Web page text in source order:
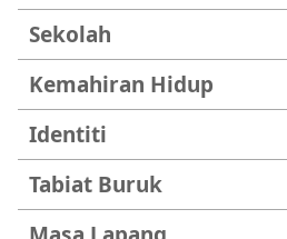
Sekolah
Kemahiran Hidup
Identiti
Tabiat Buruk